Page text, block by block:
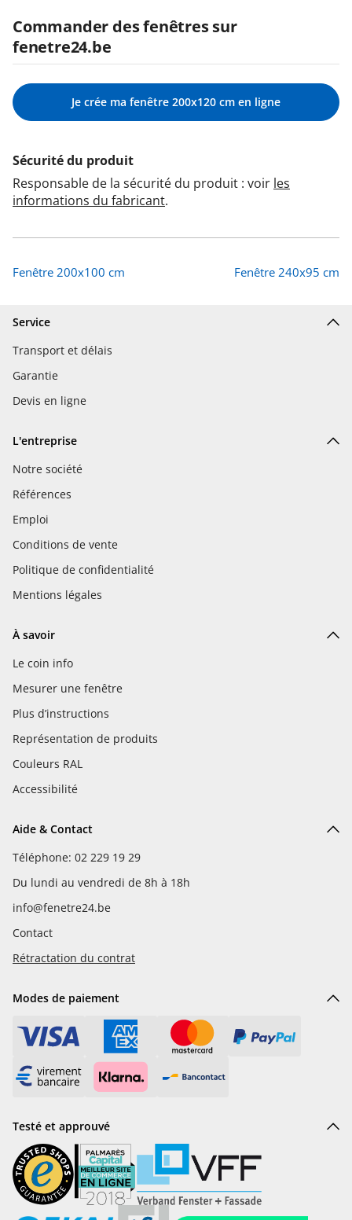
Commander des fenêtres sur
fenetre24.be
Je crée ma fenêtre 200x120 cm en ligne
Sécurité du produit
Responsable de la sécurité du produit : voir les
informations du fabricant.
Fenêtre 200x100 cm Fenêtre 240x95 cm
Service
Transport et délais
Garantie
Devis en ligne
L'entreprise
Notre société
Références
Emploi
Conditions de vente
Politique de confidentialité
Mentions légales
À savoir
Le coin info
Mesurer une fenêtre
Plus d’instructions
Représentation de produits
Couleurs RAL
Accessibilité
Aide & Contact
Téléphone: 02 229 19 29
Du lundi au vendredi de 8h à 18h
info@fenetre24.be
Contact
Rétractation du contrat
Modes de paiement
Testé et approuvé